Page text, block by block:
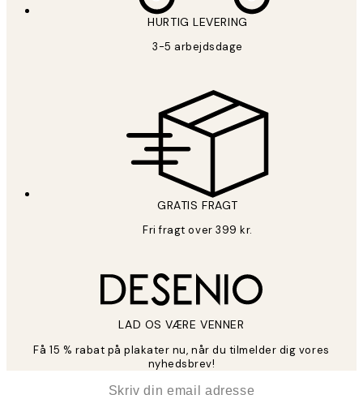
HURTIG LEVERING
3-5 arbejdsdage
GRATIS FRAGT
Fri fragt over 399 kr.
LAD OS VÆRE VENNER
Få 15 % rabat på plakater nu, når du tilmelder dig vores
nyhedsbrev!